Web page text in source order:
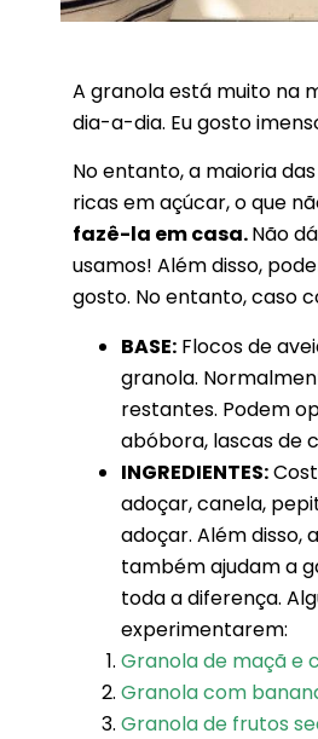
A granola está muito na
dia-a-dia. Eu gosto
No entanto, a maioria
ricas em açúcar, o que
fazê-la em casa.Não
usamos! Além disso,
gosto. No entanto, caso
BASE: Flocos de
granola.
restantes. Podem
abóbora, lascas de
INGREDIENTES:
adoçar, canela,
adoçar. Além disso, a
também ajudam a
toda a diferença.
experimentarem:
Granola de maçã e
Granola com
Granola de frutos